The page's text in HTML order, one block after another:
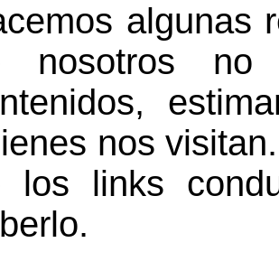
algunas
nosotros no
nos
los links